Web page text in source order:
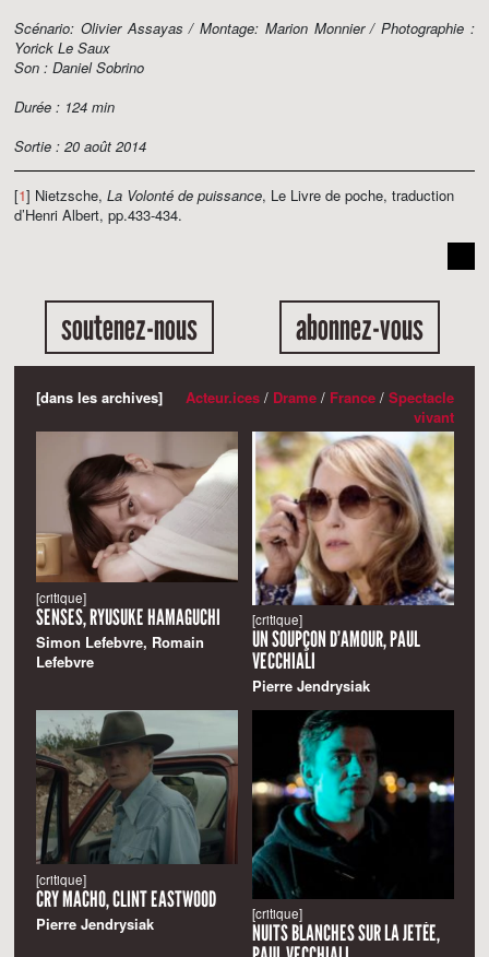
Scénario: Olivier Assayas / Montage: Marion Monnier / Photographie :
Yorick Le Saux
Son : Daniel Sobrino
Durée : 124 min
Sortie : 20 août 2014
[1] Nietzsche, La Volonté de puissance, Le Livre de poche, traduction
d’Henri Albert, pp.433-434.
soutenez-nous abonnez-vous
[dans les archives] Acteur.ices/ Drame/ France/ Spectacle
vivant
[critique]
SENSES, RYUSUKE HAMAGUCHI
Simon Lefebvre, Romain
Lefebvre
[critique]
UN SOUPÇON D’AMOUR, PAUL
VECCHIALI
Pierre Jendrysiak
[critique]
CRY MACHO, CLINT EASTWOOD
Pierre Jendrysiak [critique]
NUITS BLANCHES SUR LA JETÉE,